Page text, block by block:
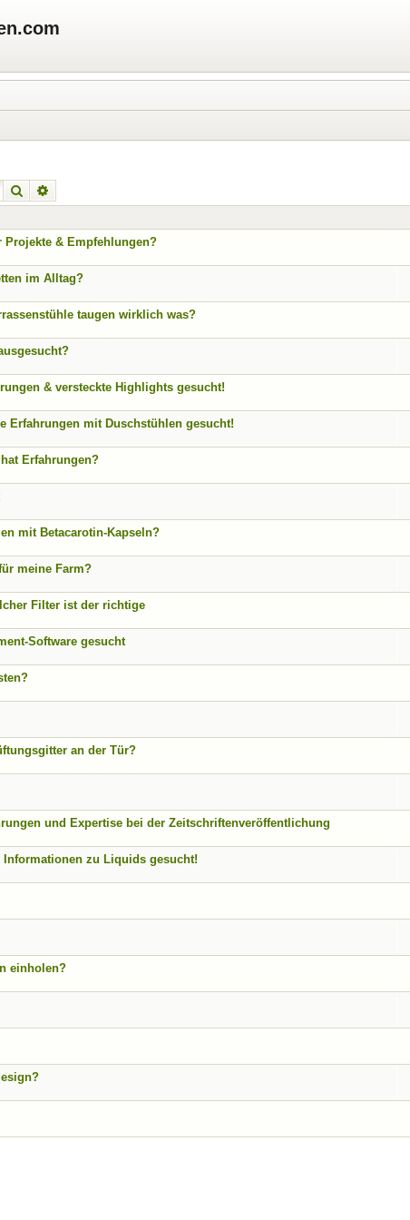
Suche
Projekte & Empfehlungen?
im Alltag?
taugen wirklich was?
& versteckte Highlights gesucht!
Erfahrungen mit Duschstühlen gesucht!
Erfahrungen?
mit Betacarotin-Kapseln?
meine Farm?
Filter ist der richtige
Software gesucht
an der Tür?
und Expertise bei der Zeitschriftenveröffentlichung
zu Liquids gesucht!
einholen?